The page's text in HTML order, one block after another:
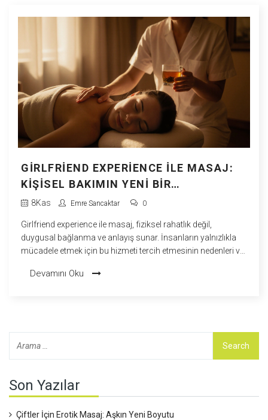
GIRLFRIEND EXPERIENCE ILE MASAJ:
KIŞISEL BAKIMIN YENI BIR
PARADIGMASI
8Kas Emre Sancaktar 0
Girlfriend experience ile masaj, fiziksel rahatlık değil,
duygusal bağlanma ve anlayış sunar. İnsanların yalnızlıkla
mücadele etmek için bu hizmeti tercih etmesinin nedenleri ve
Devamını Oku
Son Yazılar
Çiftler İçin Erotik Masaj: Aşkın Yeni Boyutu